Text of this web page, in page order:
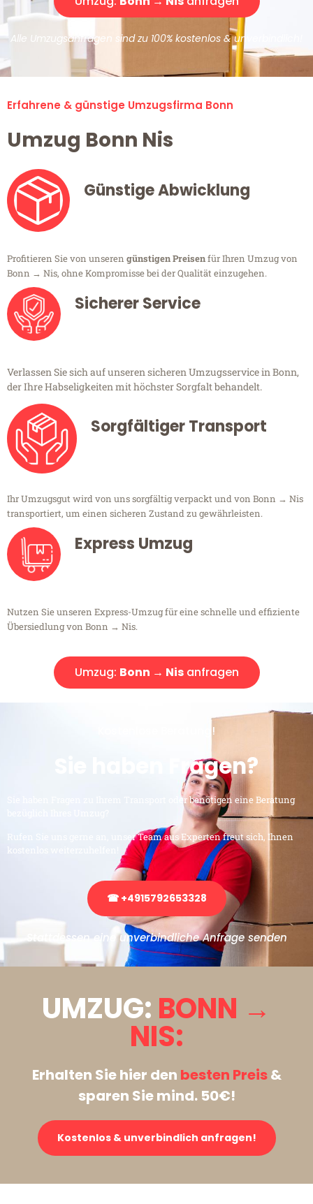
Alle Umzugsanfragen sind zu 100% kostenlos & unverbindlich!
Erfahrene & günstige Umzugsfirma Bonn
Umzug Bonn Nis
Günstige Abwicklung
Profitieren Sie von unseren günstigen Preisenfür Ihren Umzug von
Bonn → Nis, ohne Kompromisse bei der Qualität einzugehen.
Sicherer Service
Verlassen Sie sich auf unseren sicheren Umzugsservice in Bonn,
der Ihre Habseligkeiten mit höchster Sorgfalt behandelt.
Sorgfältiger Transport
Ihr Umzugsgut wird von uns sorgfältig verpackt und von Bonn → Nis
transportiert, um einen sicheren Zustand zu gewährleisten.
Express Umzug
Nutzen Sie unseren Express-Umzug für eine schnelle und effiziente
Übersiedlung von Bonn → Nis.
Umzug: Bonn → Nisanfragen
Kostenlose Beratung!
Sie haben Fragen?
Sie haben Fragen zu Ihrem Transport oder benötigen eine Beratung
Rufen Sie uns gerne an, unser Team aus Experten freut sich, Ihnen
kostenlos weiterzuhelfen!
☎ +4915792653328
Stattdessen eine unverbindliche Anfrage senden
UMZUG: BONN →
NIS:
Erhalten Sie hier den besten Preis&
sparen Sie mind. 50€!
Kostenlos & unverbindlich anfragen!